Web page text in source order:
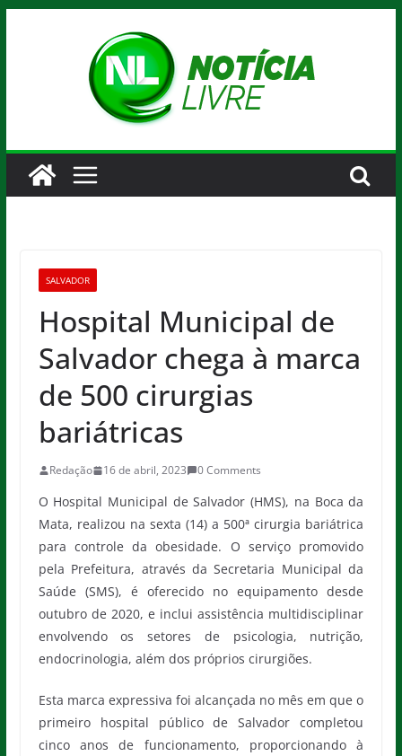
SALVADOR
Hospital Municipal de
Salvador chega à marca
de 500 cirurgias
bariátricas
Redação 16 de abril, 2023 0 Comments
O Hospital Municipal de Salvador (HMS), na Boca da
Mata, realizou na sexta (14) a 500ª cirurgia bariátrica
para controle da obesidade. O serviço promovido
pela Prefeitura, através da Secretaria Municipal da
Saúde (SMS), é oferecido no equipamento desde
outubro de 2020, e inclui assistência multidisciplinar
envolvendo os setores de psicologia, nutrição,
endocrinologia, além dos próprios cirurgiões.
Esta marca expressiva foi alcançada no mês em que o
primeiro hospital público de Salvador completou
cinco anos de funcionamento, proporcionando à